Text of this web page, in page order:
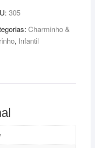
305
Charminho &
, Infantil